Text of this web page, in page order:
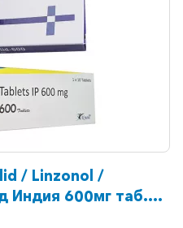
/ Linzonol /
Индия 600мг таб.